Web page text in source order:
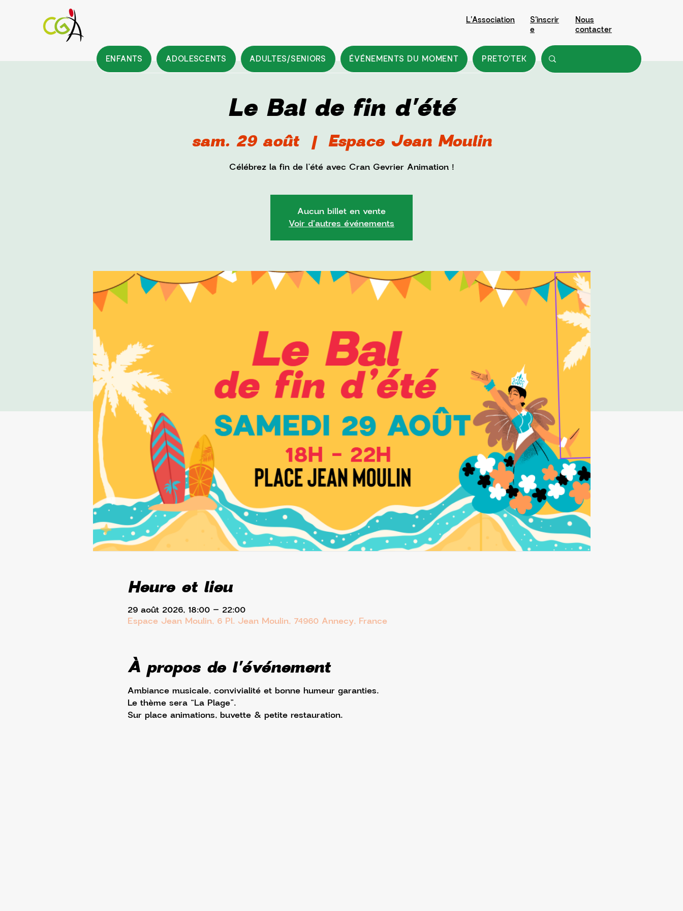
L'Association S'inscrir
e
Nous
contacter
ENFANTS
ADOLESCENTS ADULTES/SENIORS ÉVÉNEMENTS DU MOMENT PRETO'TEK
Le Bal de fin d'été
sam. 29 août
  |
Espace Jean Moulin
Célébrez la fin de l’été avec Cran Gevrier Animation !
Aucun billet en vente
Voir d'autres événements
Heure et lieu
29 août 2026, 18:00 – 22:00
Espace Jean Moulin, 6 Pl. Jean Moulin, 74960 Annecy, France
À propos de l'événement
Ambiance musicale, convivialité et bonne humeur garanties.
Le thème sera “La Plage”.
Sur place animations, buvette & petite restauration.